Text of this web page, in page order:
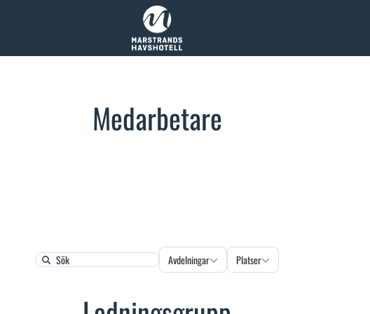
Medarbetare
Search
Avdelningar
Avdelningar Platser
Platser